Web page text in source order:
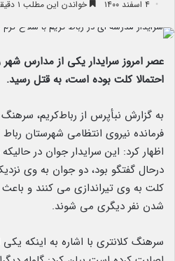
۴ اسفند ۱۴۰۰ خواندن این مطلب ۱ دقیقه زمان میبرد
عصر امروز سرایدار یکی از مدارس شهر
احتمالا کلت بوده است، به قتل رسید.
به گزارش نبأپرس از رباط‌کریم،
فرمانده نیروی انتظامی شهرستان
اظهار کرد: این سرایدار جوان در
درحال گفتگو بود، دو جوان به وی
کلت به وی تیراندازی می کنند و
شدن نفر دیگری می شوند.
سرهنگ کلانتری با اشاره به اینکه یکی